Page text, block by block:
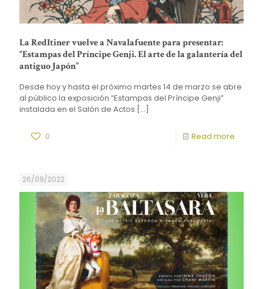
La RedItiner vuelve a Navalafuente para presentar:
“Estampas del Príncipe Genji. El arte de la galantería del
antiguo Japón”
Desde hoy y hasta el próximo martes 14 de marzo se abre
al público la exposición “Estampas del Príncipe Genji”
instalada en el Salón de Actos […]
0 Read more
26/09/2022